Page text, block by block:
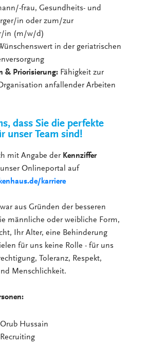
frau, Gesundheits- und
in oder zum/zur
in (m/w/d)
in der geriatrischen
& Priorisierung: Fähigkeit zur
anfallender Arbeiten
dass Sie die perfekte
unser Team sind!
mit Angabe der Kennziffer
Onlineportal auf
karriere
aus Gründen der besseren
männliche oder weibliche Form,
Ihr Alter, eine Behinderung
für uns keine Rolle - für uns
Toleranz, Respekt,
Menschlichkeit.
Orub Hussain
Recruiting